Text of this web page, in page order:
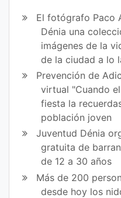
en
Fa
ce
bo
ok
ir
en
Tw
itt
er
El fotógrafo Paco
Dénia una
imágenes de la
de la ciudad a lo
Prevención de
virtual "Cuando
fiesta la
población joven
Juventud Dénia
gratuita de
de 12 a 30 años
Más de 200
desde hoy los